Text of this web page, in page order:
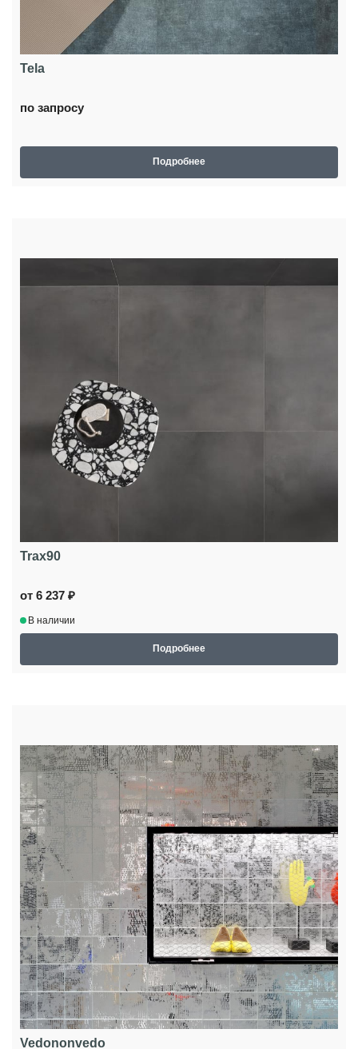
Tela
по запросу
Подробнее
Trax90
от 6 237 ₽
В наличии
Подробнее
Vedononvedo